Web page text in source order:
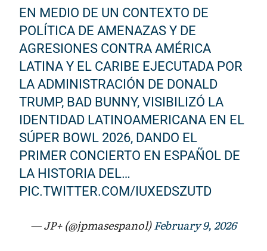
EN MEDIO DE UN CONTEXTO DE
POLÍTICA DE AMENAZAS Y DE
AGRESIONES CONTRA AMÉRICA
LATINA Y EL CARIBE EJECUTADA POR
LA ADMINISTRACIÓN DE DONALD
TRUMP, BAD BUNNY, VISIBILIZÓ LA
IDENTIDAD LATINOAMERICANA EN EL
SÚPER BOWL 2026, DANDO EL
PRIMER CONCIERTO EN ESPAÑOL DE
LA HISTORIA DEL…
PIC.TWITTER.COM/IUXEDSZUTD
— JP+ (@jpmasespanol)February 9, 2026